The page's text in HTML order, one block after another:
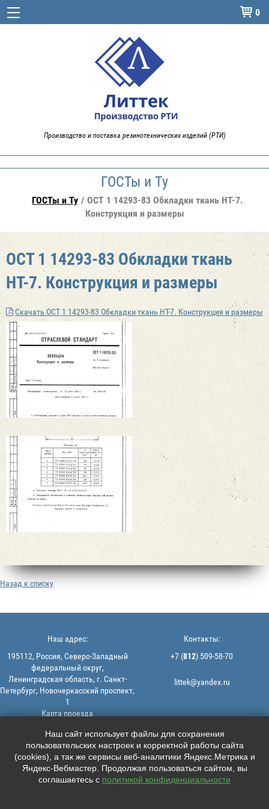
 0
Производство и поставка резинотехнических изделий (РТИ)
ГОСТы и Ту
ГОСТы и Ту
ОСТ 1 14293-83 Обкладки ткань НТ-7.
Конструкция и размеры
ОСТ 1 14293-83 Обкладки ткань
НТ-7. Конструкция и размеры
Скачать ОСТ 1 14293-83 Обкладки ткань НТ-7. Конструкция и размеры
Назад к списку
© 2013-2026 | ООО "ЛИТТЕК" -
производство и продажа РТИ
ИНН: 7806523560 | ОГРН:
1147847126162
Политика конфиденциальности |
Пользовательское соглашение
Наш адрес:
195112, Россия, Северо-Западный
федеральный округ,
Ленинградская область, г. Санкт-
Петербург, Новочеркасский проспект,
1
Карта проезда
Контакты:
+7 (812) 509-58-70
littek@yandex.ru
Мы в соцсетях:
    
Наш сайт использует файлы для сохранения
пользовательских настроек и корректной работы сайта
(cookies), а так же сервисы веб-аналитики Яндекс.Метрика и
Яндекс-Вебмастер. Продолжая пользоваться сайтом, вы
соглашаетесь с политикой конфиденциальности